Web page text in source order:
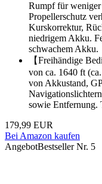
Rumpf für weniger
Propellerschutz
Kurskorrektur,
niedrigem Akku.
schwachem Akku.
【Freihändige
von ca. 1640 ft
von Akkustand,
sowie Entfernung.
179,99 EUR
Bei Amazon kaufen
AngebotBestseller Nr. 5